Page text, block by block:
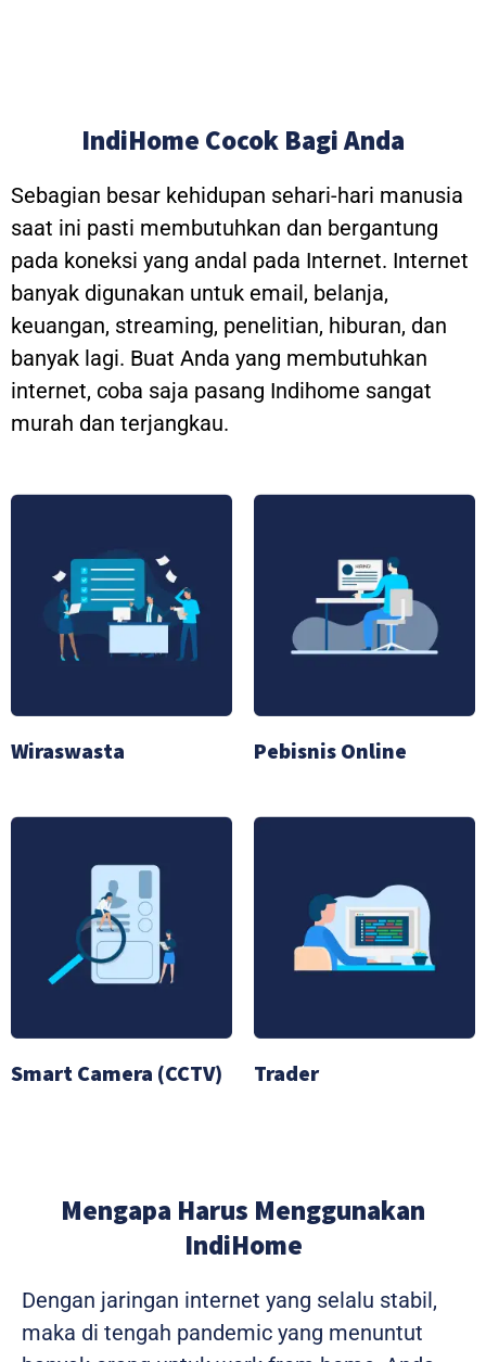
IndiHome Cocok Bagi Anda
Sebagian besar kehidupan sehari-hari manusia
saat ini pasti membutuhkan dan bergantung
pada koneksi yang andal pada Internet. Internet
banyak digunakan untuk email, belanja,
keuangan, streaming, penelitian, hiburan, dan
banyak lagi. Buat Anda yang membutuhkan
internet, coba saja pasang Indihome sangat
murah dan terjangkau.
Wiraswasta Pebisnis Online
Smart Camera (CCTV) Trader
Mengapa Harus Menggunakan
IndiHome
Dengan jaringan internet yang selalu stabil,
maka di tengah pandemic yang menuntut